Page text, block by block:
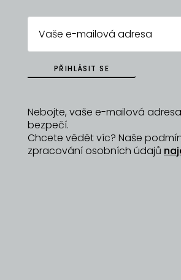
PŘIHLÁSIT SE
Nebojte, vaše e-mailová
bezpečí.
Chcete vědět víc? Naše
zpracování osobních údajů